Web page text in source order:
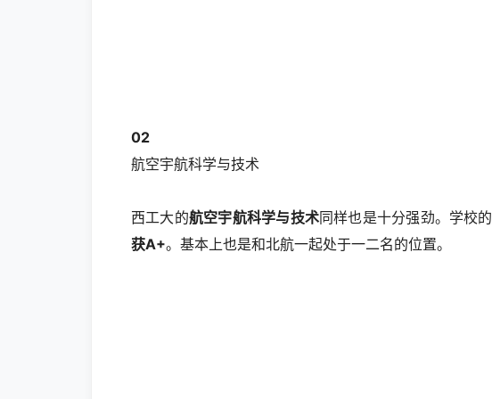
02
航空宇航科学与技术
西工大的航空宇航科学与技术同样也是十分强劲。学校的
获A+。基本上也是和北航一起处于一二名的位置。